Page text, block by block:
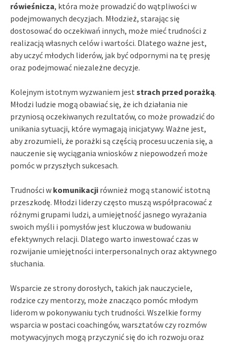
rówieśnicza, która może prowadzić do wątpliwości w
podejmowanych decyzjach. Młodzież, starając się
dostosować do oczekiwań innych, może mieć trudności z
realizacją własnych celów i wartości. Dlatego ważne jest,
aby uczyć młodych liderów, jak być odpornymi na tę presję
oraz podejmować niezależne decyzje.
Kolejnym istotnym wyzwaniem jest strach przed porażką.
Młodzi ludzie mogą obawiać się, że ich działania nie
przyniosą oczekiwanych rezultatów, co może prowadzić do
unikania sytuacji, które wymagają inicjatywy. Ważne jest,
aby zrozumieli, że porażki są częścią procesu uczenia się, a
nauczenie się wyciągania wniosków z niepowodzeń może
pomóc w przyszłych sukcesach.
Trudności w komunikacji również mogą stanowić istotną
przeszkodę. Młodzi liderzy często muszą współpracować z
różnymi grupami ludzi, a umiejętność jasnego wyrażania
swoich myśli i pomysłów jest kluczowa w budowaniu
efektywnych relacji. Dlatego warto inwestować czas w
rozwijanie umiejętności interpersonalnych oraz aktywnego
słuchania.
Wsparcie ze strony dorosłych, takich jak nauczyciele,
rodzice czy mentorzy, może znacząco pomóc młodym
liderom w pokonywaniu tych trudności. Wszelkie formy
wsparcia w postaci coachingów, warsztatów czy rozmów
motywacyjnych mogą przyczynić się do ich rozwoju oraz